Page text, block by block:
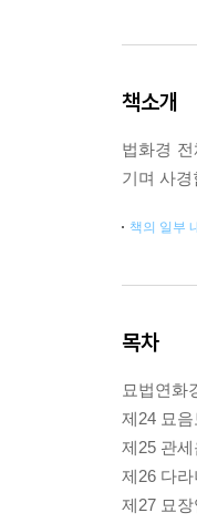
책소개
법화경
기며 사
책의 일부
목차
묘법연화
제24 묘
제25 관
제26 다
제27 묘